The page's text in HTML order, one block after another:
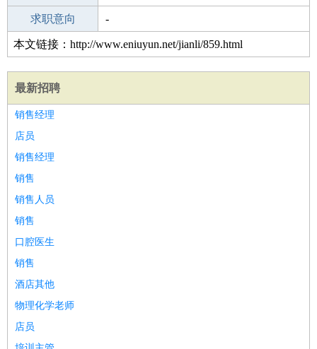
外语水平
求职意向 -
本文链接：http://www.eniuyun.net/jianli/859.html
最新招聘
销售经理
店员
销售经理
销售
销售人员
销售
口腔医生
销售
酒店其他
物理化学老师
店员